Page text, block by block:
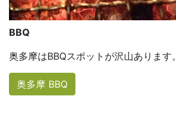
BBQ
奥多摩はBBQスポットが沢山あります。
奥多摩 BBQ